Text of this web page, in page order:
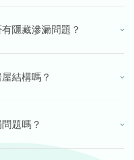
隱藏滲漏問題？
結構嗎？
題嗎？